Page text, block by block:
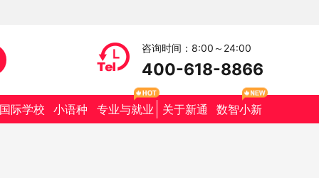
咨询时间：8:00～24:00
400-618-8866
国际学校 小语种 专业与就业 关于新通 数智小新